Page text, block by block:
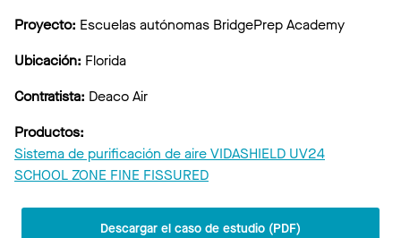
Proyecto: Escuelas autónomas BridgePrep Academy
Ubicación: Florida
Contratista: Deaco Air
Productos:
Sistema de purificación de aire VIDASHIELD UV24
SCHOOL ZONE FINE FISSURED
Descargar el caso de estudio (PDF)